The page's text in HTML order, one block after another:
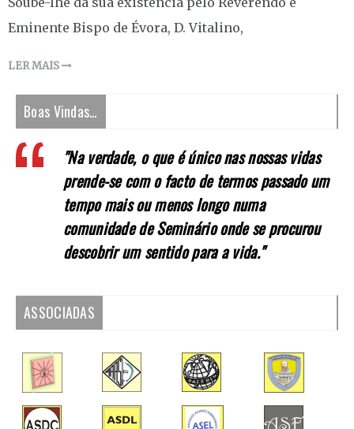
Eminente Bispo de Évora, D. Vitalino,
LER MAIS
Boas Vindas…
"Na verdade, o que é único nas nossas vidas
prende-se com o facto de termos passado um
tempo mais ou menos longo numa
comunidade de Seminário onde se procurou
descobrir um sentido para a vida."
ASSOCIADAS